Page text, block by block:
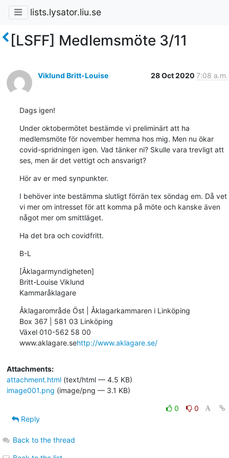
lists.lysator.liu.se
[LSFF] Medlemsmöte 3/11
Viklund Britt-Louise 28 Oct 2020 7:08 a.m.
Dags igen!
Under oktobermötet bestämde vi preliminärt att ha
medlemsmöte för november hemma hos mig. Men nu ökar
covid-spridningen igen. Vad tänker ni? Skulle vara trevligt att
ses, men är det vettigt och ansvarigt?
Hör av er med synpunkter.
I behöver inte bestämma slutligt förrän tex söndag em. Då vet
vi mer om intresset för att komma på möte och kanske även
något mer om smittläget.
Ha det bra och covidfritt.
B-L
[Åklagarmyndigheten]
Britt-Louise Viklund
Kammaråklagare
Åklagarområde Öst | Åklagarkammaren i Linköping
Box 367 | 581 03 Linköping
Växel 010-562 58 00
www.aklagare.sehttp://www.aklagare.se/
Attachments:
attachment.html(text/html — 4.5 KB)
image001.png (image/png — 3.1 KB)
0
0
Reply
Back to the thread